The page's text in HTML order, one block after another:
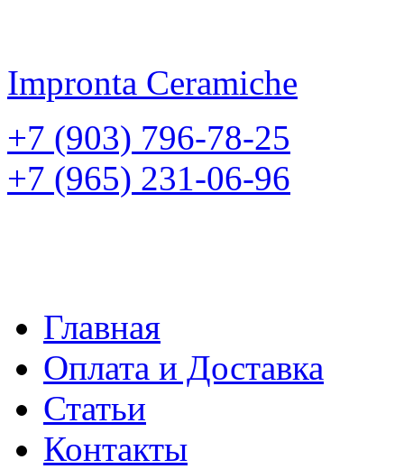
Impronta Ceramiche
+7 (903) 796-78-25
+7 (965) 231-06-96
Главная
Оплата и Доставка
Статьи
Контакты